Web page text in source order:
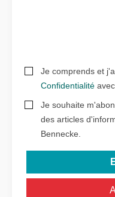
Je comprends et
Confidentialité avec
Je souhaite
des articles
Bennecke.